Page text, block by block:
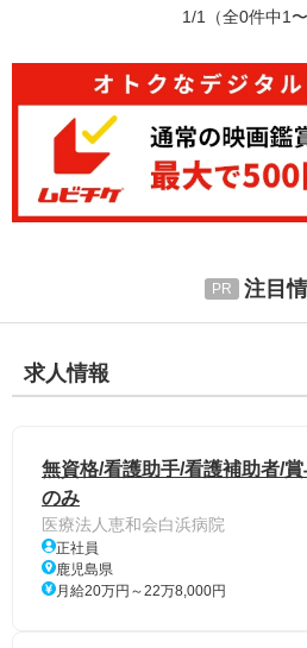
1/1 （全0件中1
注目
求人情報
無資格/看護助手/看護補助者/
のみ
医療法人恵和会白浜病院
正社員
鹿児島県
月給20万円～22万8,000円